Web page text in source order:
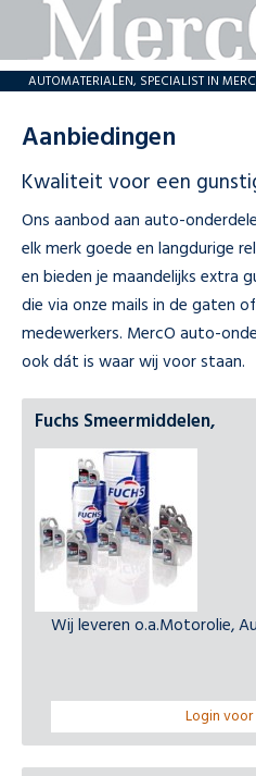
home
aanbiedingen
revisie
MercO
service
contact
AUTOMATERIALEN, SPECIALIST IN
Aanbiedingen
Kwaliteit voor een
Ons aanbod aan auto-
elk merk goede en langdurige
en bieden je maandelijks extra
die via onze mails in de gaten
medewerkers. MercO auto-
ook dát is waar wij voor staan.
Fuchs Smeermiddelen,
Wij leveren o.a.Motorolie,
Login